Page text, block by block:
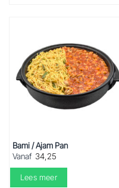
Bami / Ajam Pan
Vanaf 34,25
Lees meer